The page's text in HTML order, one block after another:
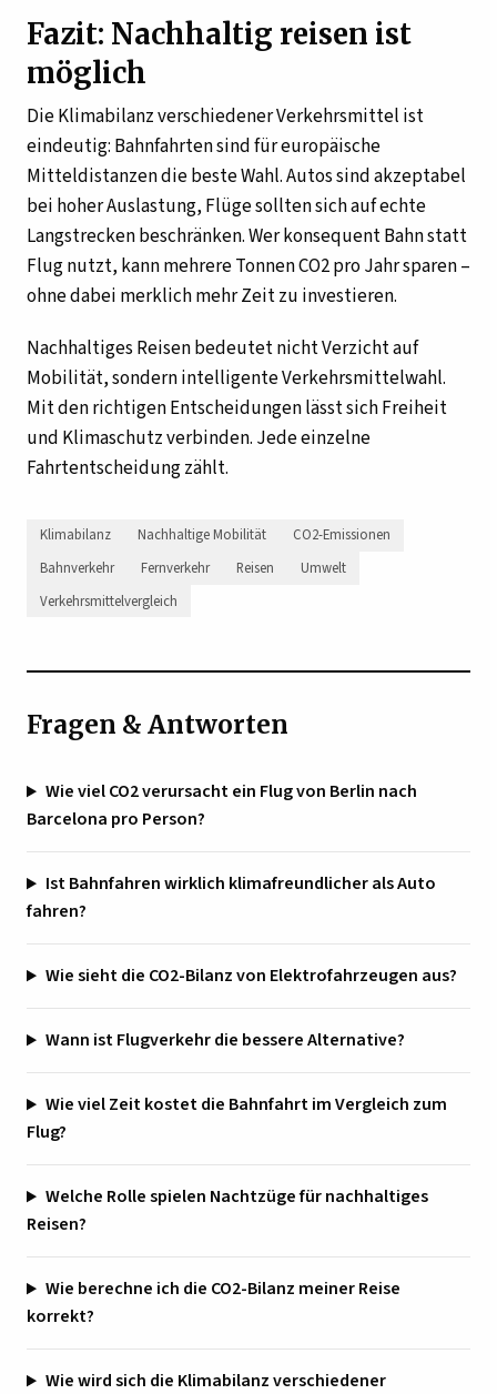
Fazit: Nachhaltig reisen ist
möglich
Die Klimabilanz verschiedener Verkehrsmittel ist
eindeutig: Bahnfahrten sind für europäische
Mitteldistanzen die beste Wahl. Autos sind akzeptabel
bei hoher Auslastung, Flüge sollten sich auf echte
Langstrecken beschränken. Wer konsequent Bahn statt
Flug nutzt, kann mehrere Tonnen CO2 pro Jahr sparen –
ohne dabei merklich mehr Zeit zu investieren.
Nachhaltiges Reisen bedeutet nicht Verzicht auf
Mobilität, sondern intelligente Verkehrsmittelwahl.
Mit den richtigen Entscheidungen lässt sich Freiheit
und Klimaschutz verbinden. Jede einzelne
Fahrtentscheidung zählt.
Klimabilanz Nachhaltige Mobilität
CO2-Emissionen
Bahnverkehr
Fernverkehr Reisen
Umwelt
Verkehrsmittelvergleich
Fragen & Antworten
Wie viel CO2 verursacht ein Flug von Berlin nach
Barcelona pro Person?
Ist Bahnfahren wirklich klimafreundlicher als Auto
fahren?
Wie sieht die CO2-Bilanz von Elektrofahrzeugen aus?
Wann ist Flugverkehr die bessere Alternative?
Wie viel Zeit kostet die Bahnfahrt im Vergleich zum
Flug?
Welche Rolle spielen Nachtzüge für nachhaltiges
Reisen?
Wie berechne ich die CO2-Bilanz meiner Reise
korrekt?
Wie wird sich die Klimabilanz verschiedener